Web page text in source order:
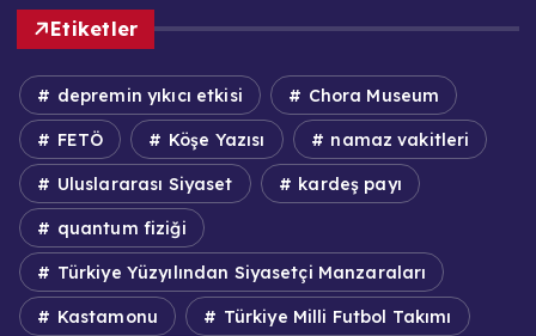
Etiketler
depremin yıkıcı etkisi Chora Museum
FETÖ Köşe Yazısı namaz vakitleri
Uluslararası Siyaset kardeş payı
quantum fiziği
Türkiye Yüzyılından Siyasetçi Manzaraları
Kastamonu Türkiye Milli Futbol Takımı